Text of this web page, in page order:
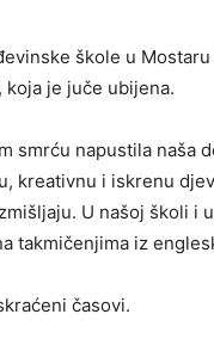
škole u
koja je juče ubijena.
smrću napustila naša
kreativnu i iskrenu
U našoj školi i
takmičenjima iz
časovi.